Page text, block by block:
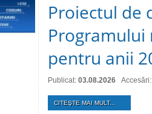
Proiectul de
Programului
pentru anii
Publicat: 03.08.2026
CITEŞTE MAI MULT...